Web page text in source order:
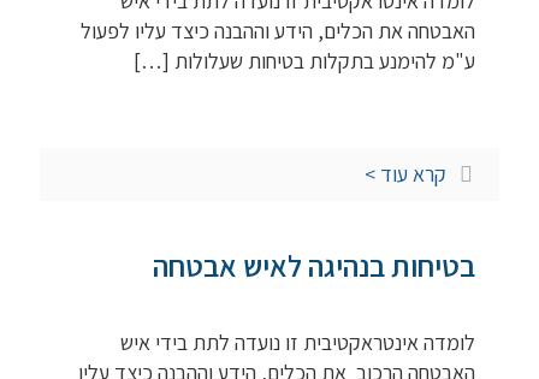
האבטחה את הכלים, הידע וההבנה כיצד עליו לפעול
ע"מ להימנע בתקלות בטיחות שעלולות […]
קרא עוד >
בטיחות בנהיגה לאיש אבטחה
לומדה אינטראקטיבית זו נועדה לתת בידי איש
האבטחה הרכוב את הכלים, הידע וההבנה כיצד עליו